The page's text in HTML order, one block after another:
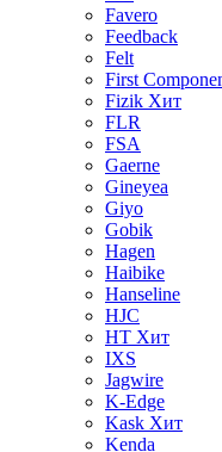
Favero
Feedback
Felt
First
Fizik Хит
FLR
FSA
Gaerne
Gineyea
Giyo
Gobik
Hagen
Haibike
Hanseline
HJC
HT Хит
IXS
Jagwire
K-Edge
Kask Хит
Kenda